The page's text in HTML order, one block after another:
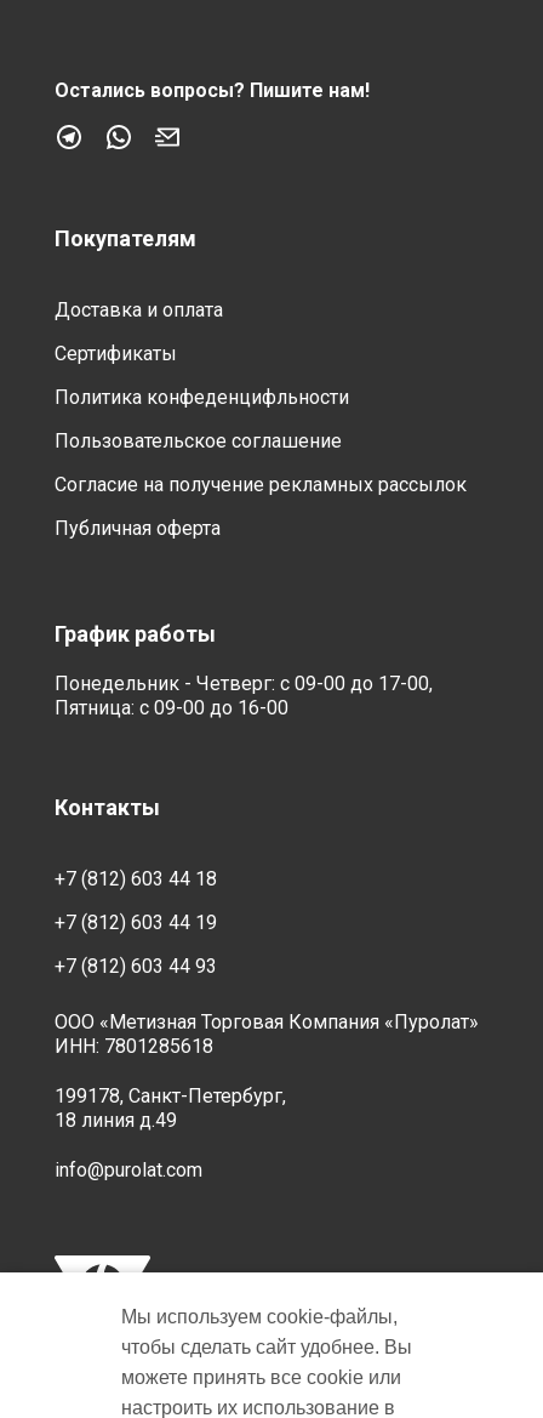
Остались вопросы? Пишите нам!
Покупателям
Доставка и оплата
Сертификаты
Политика конфеденцифльности
Пользовательское соглашение
Согласие на получение рекламных рассылок
Публичная оферта
График работы
Понедельник - Четверг: с 09-00 до 17-00,
Пятница: с 09-00 до 16-00
Контакты
+7 (812) 603 44 18
+7 (812) 603 44 19
+7 (812) 603 44 93
ООО «Метизная Торговая Компания «Пуролат»
ИНН: 7801285618
199178, Санкт-Петербург,
18 линия д.49
info@purolat.com
Мы используем cookie‑файлы,
чтобы сделать сайт удобнее. Вы
можете принять все cookie или
настроить их использование в